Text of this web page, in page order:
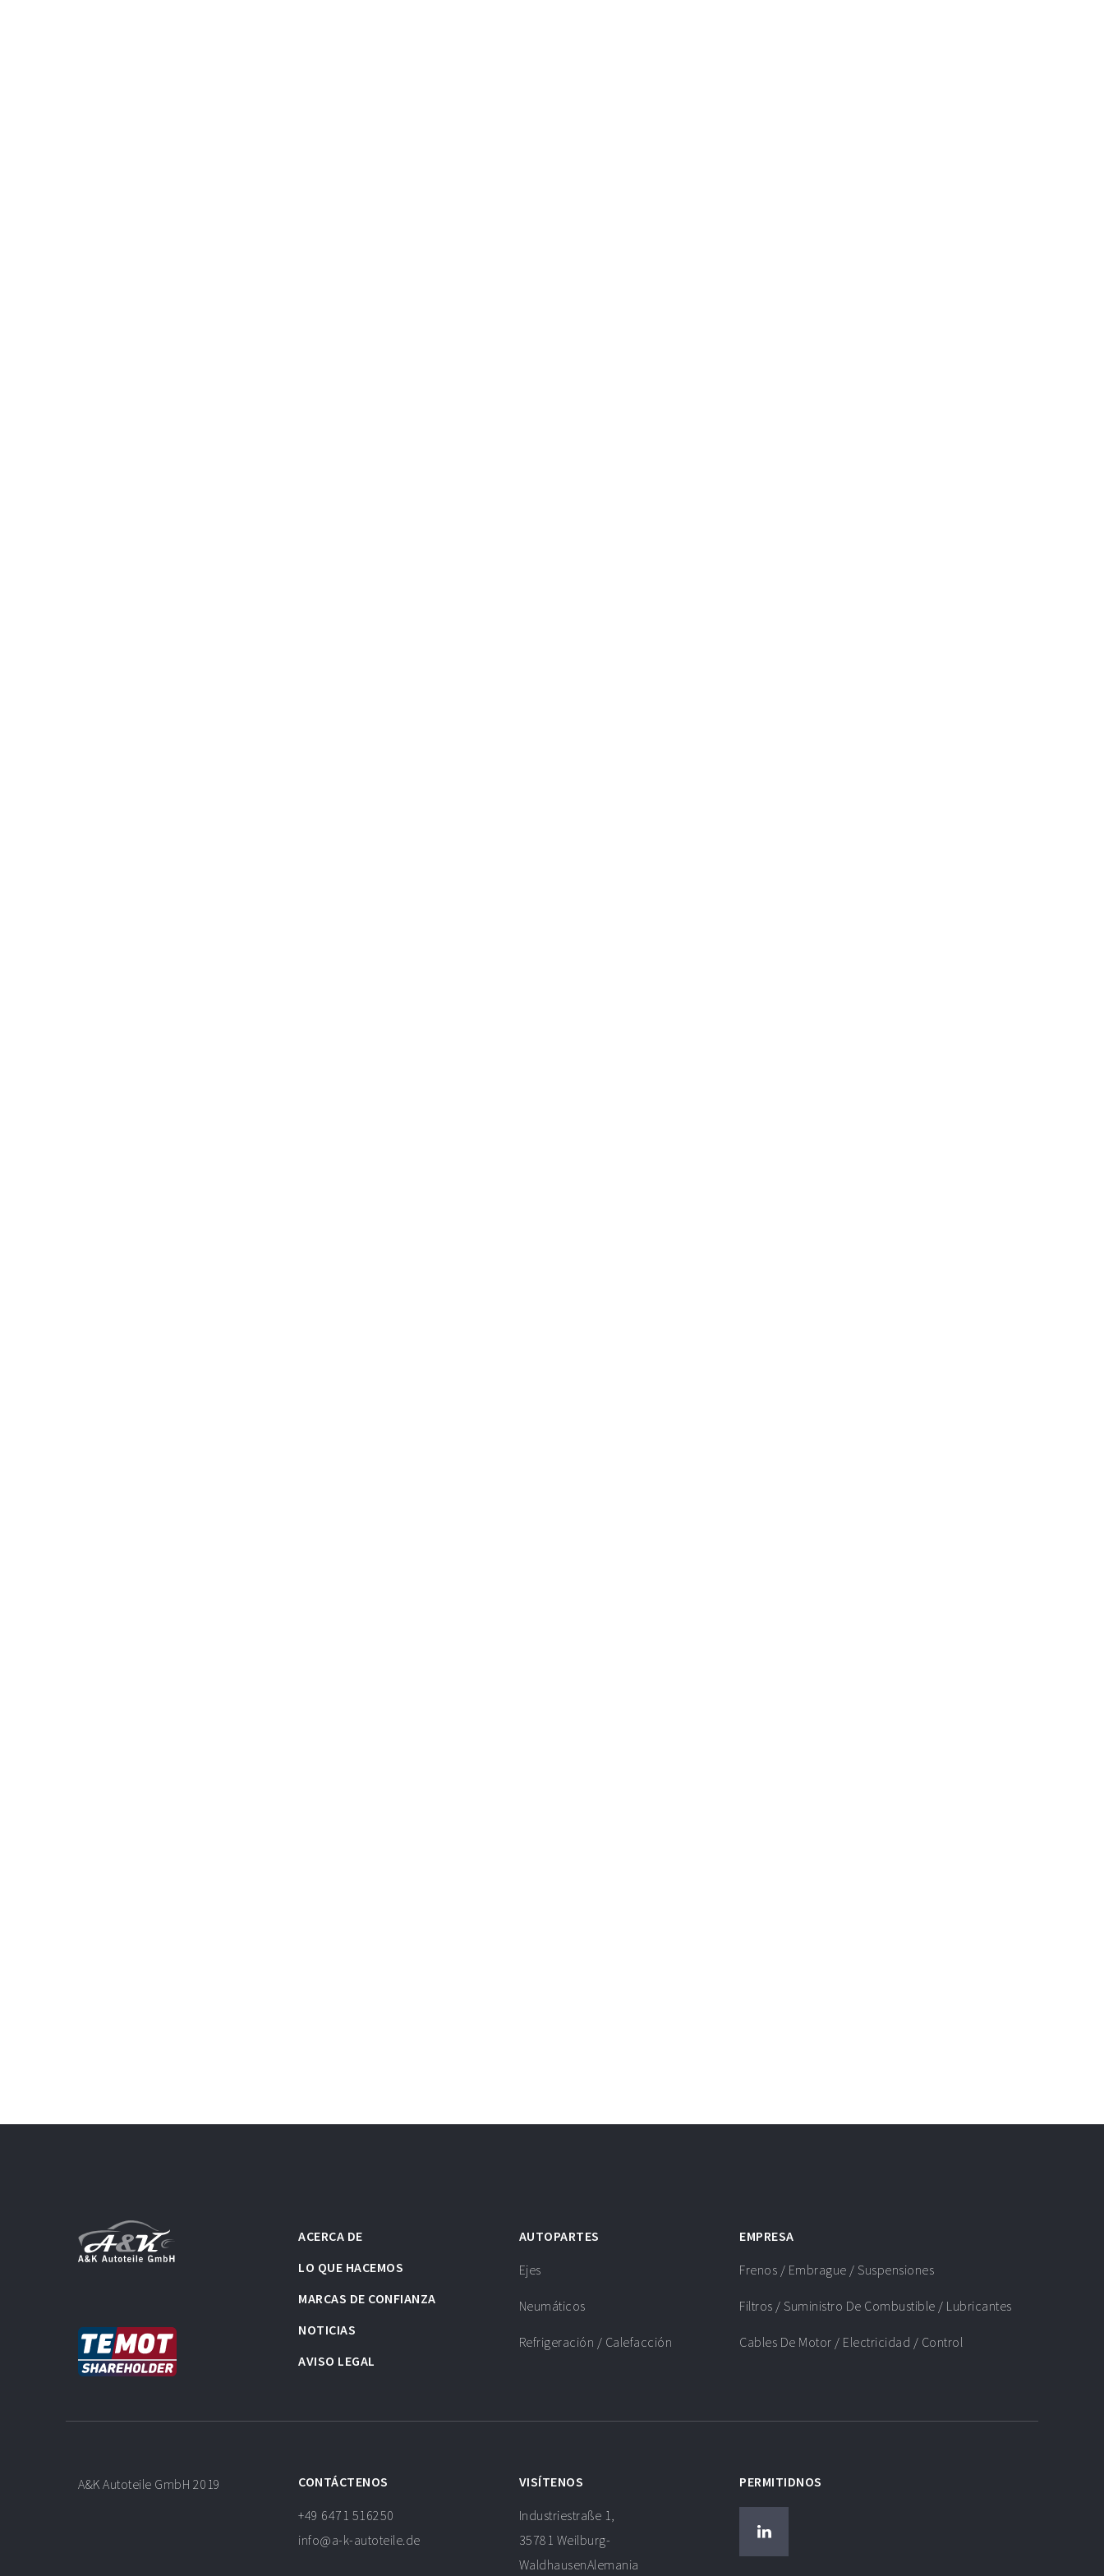
ACERCA DE
LO QUE HACEMOS
MARCAS DE CONFIANZA
NOTICIAS
AVISO LEGAL
AUTOPARTES
Ejes
Neumáticos
Refrigeración / Calefacción
EMPRESA
Frenos / Embrague / Suspensiones
Filtros / Suministro De Combustible / Lubricantes
Cables De Motor / Electricidad / Control
A&K Autoteile GmbH 2019 CONTÁCTENOS
+49 6471 516250
info@a-k-autoteile.de
VISÍTENOS
Industriestraße 1,
35781 Weilburg-
WaldhausenAlemania
PERMITIDNOS